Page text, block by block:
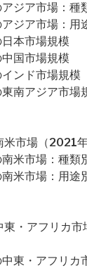
ジア市場：種
ジア市場：用
本市場規模
国市場規模
ンド市場規模
南アジア市場
米市場（2021
米市場：種類
米市場：用途
東・アフリカ
東・アフリカ